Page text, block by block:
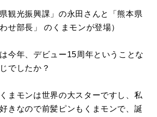
観光振興課」の永田さんと「熊本県
せ部長」 のくまモンが登場）
今年、デビュー15周年ということな
でしたか？
まモンは世界の大スターですし、私
きなので前髪ピンもくまモンで、誕